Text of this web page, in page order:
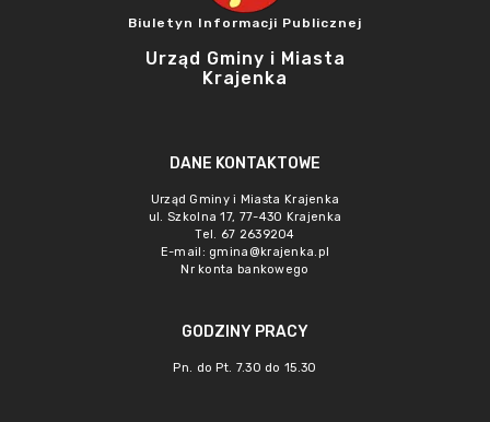
Biuletyn Informacji Publicznej
Urząd Gminy i Miasta
Krajenka
DANE KONTAKTOWE
Urząd Gminy i Miasta Krajenka
ul. Szkolna 17, 77-430 Krajenka
Tel. 67 2639204
E-mail: gmina@krajenka.pl
Nr konta bankowego
GODZINY PRACY
Pn. do Pt. 7.30 do 15.30